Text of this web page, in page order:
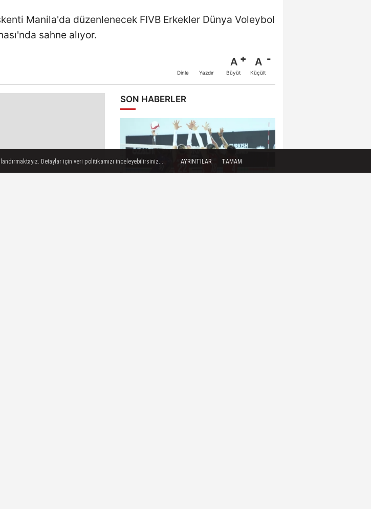
Manila'da düzenlenecek FIVB Erkekler Dünya Voleybol
sahne alıyor.
Dinle Yazdır
A
Büyüt
A
Küçült
SON HABERLER
Detaylar için veri politikamızı inceleyebilirsiniz... AYRINTILAR TAMAM